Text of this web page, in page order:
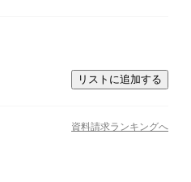
リストに追加する
資料請求ランキングへ